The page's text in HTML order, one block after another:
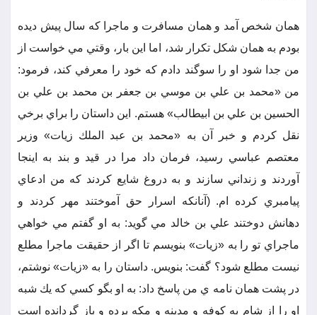
همان شخص آمد و همان مسافرت و ماجرا كه سال پيش ديده
بودم به همان شكل تكرار شد، اما اين بار، وقتي مي خواست از
من جدا شود او را سوگند دادم كه خود را معرفي كند، فرمود:
من «محمد بن علي بن موسي بن جعفر بن محمد بن علي بن
الحسين بن علي بن ابيطالب» هستم. اين داستان را براي برخي
نقل كردم و خبر آن به «محمد بن عبد الملك زيات» وزير
معتصم عباسي رسيد، فرمان داد مرا در قيد و بند به اينجا
آوردند و زنداني سازند و به دروغ شايع كردند كه من ادعاي
پيامبري كرده ام. (آنانكه اسرار حق آموختند مهر كردند و
دهانش دوختند علي بن خالد مي گويد: به او گفتم مي خواهي
ماجراي تو را به «زيات» بنويسم تا اگر از حقيقت ماجرا مطلع
نيست مطلع شود؟ گفت: بنويس. داستان را به «زيات» نوشتم،
در پشت همان نامه ي من پاسخ داد: به او بگو كسي كه يك شبه
او را از شام به كوفه و مدينه و مكه برده و باز گردانده است